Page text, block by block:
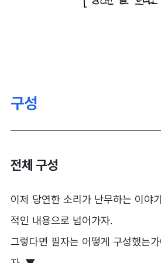
구성
전체 구성
이제 당연한 소리가 난무하는 이야
적인 내용으로 넘어가자.
그렇다면 필자는 어떻게 구성했는